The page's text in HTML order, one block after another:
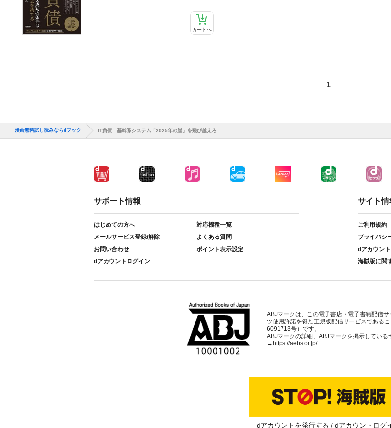
カートへ
1
漫画無料試し読みならdブック IT負債 基幹系システム「2025年の崖」を飛び越えろ
サポート情報
はじめての方へ
対応機種一覧
メールサービス登録/解除
よくある質問
お問い合わせ
ポイント表示設定
dアカウントログイン
サイト情
ご利用規約
プライバシ
dアカウン
海賊版に関
ABJマークは、この電子書店・電子書籍配信
ツ使用許諾を得た正規版配信サービスである
6091713号）です。
ABJマークの詳細、ABJマークを掲示している
→https://aebs.or.jp/
dアカウントを発行する dアカウントログ